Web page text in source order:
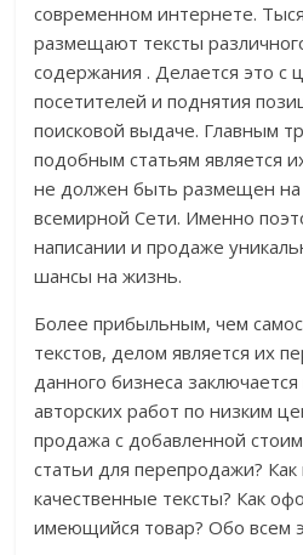
современном интернете.
размещают тексты
содержания . Делается это с
посетителей и поднятия
поисковой выдаче. Главным
подобным статьям является
не должен быть размещен на
всемирной Сети. Именно
написании и продаже
шансы на жизнь.
Более прибыльным, чем
текстов, делом является их
данного бизнеса
авторских работ по низким
продажа с добавленной
статьи для перепродажи? Как
качественные тексты? Как
имеющийся товар? Обо всем